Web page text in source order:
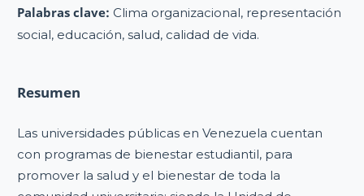
Palabras clave: Clima organizacional, representación
social, educación, salud, calidad de vida.
Resumen
Las universidades públicas en Venezuela cuentan
con programas de bienestar estudiantil, para
promover la salud y el bienestar de toda la